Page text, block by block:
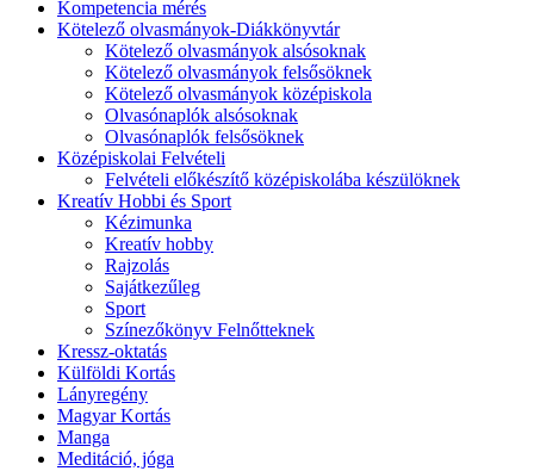
Kompetencia mérés
Kötelező olvasmányok-Diákkönyvtár
Kötelező olvasmányok alsósoknak
Kötelező olvasmányok felsősöknek
Kötelező olvasmányok középiskola
Olvasónaplók alsósoknak
Olvasónaplók felsősöknek
Középiskolai Felvételi
Felvételi előkészítő középiskolába készülöknek
Kreatív Hobbi és Sport
Kézimunka
Kreatív hobby
Rajzolás
Sajátkezűleg
Sport
Színezőkönyv Felnőtteknek
Kressz-oktatás
Külföldi Kortás
Lányregény
Magyar Kortás
Manga
Meditáció, jóga